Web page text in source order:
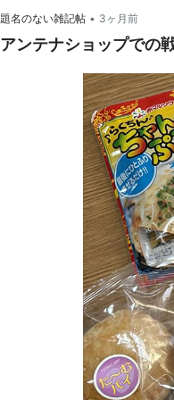
題名のない雑記帖 • 3ヶ月前
アンテナショップでの